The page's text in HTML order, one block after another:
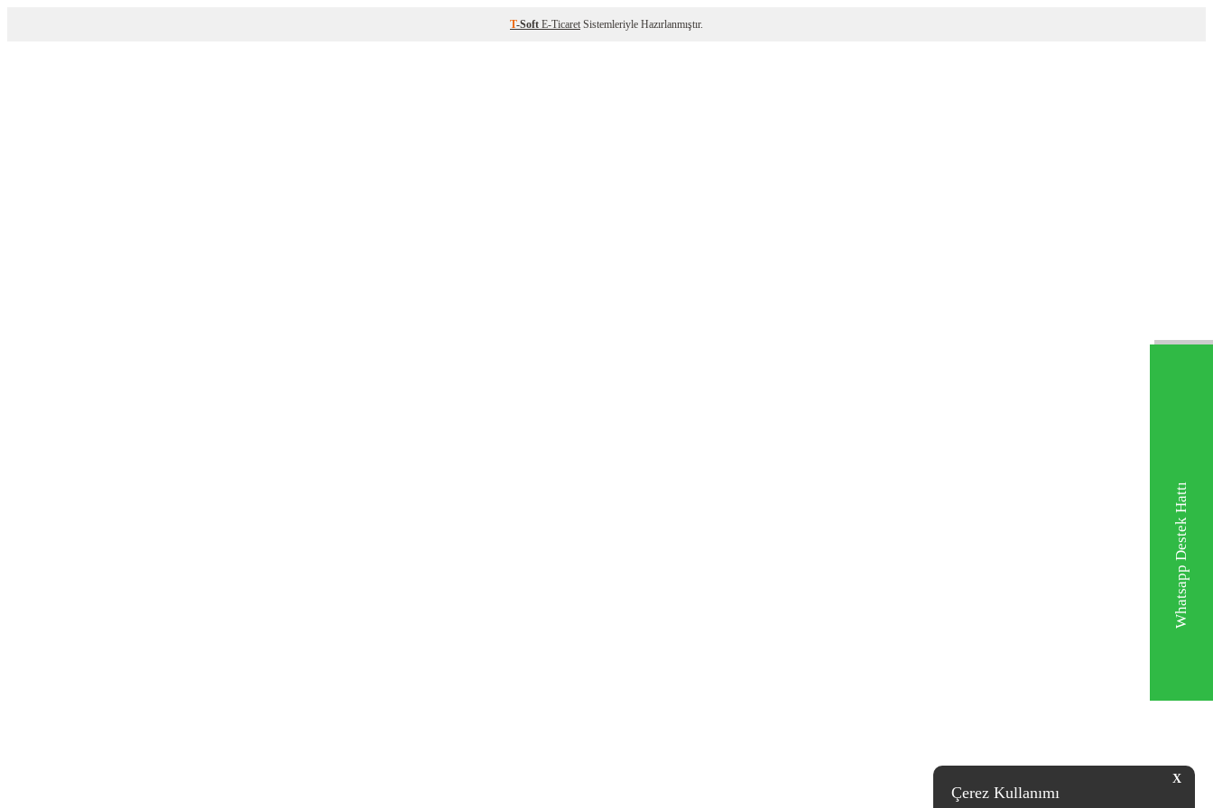
X
Çerez Kullanımı
Whatsapp Destek Hattı
T-Soft E-Ticaret Sistemleriyle Hazırlanmıştır.